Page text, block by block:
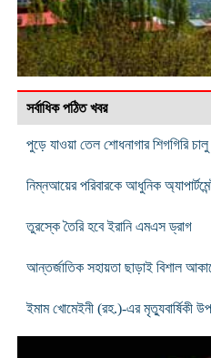
সর্বাধিক পঠিত খবর
পুড়ে যাওয়া তেল শোধনাগার শিগগিরি
নিম্নআয়ের পরিবারকে আধুনিক
তুরস্কে তৈরি হবে ইরানি এমএস ড্রাগ
আন্তর্জাতিক সহায়তা ছাড়াই বিশাল
ইমাম খোমেইনী (রহ.)-এর মৃত্যুবার্ষিকী